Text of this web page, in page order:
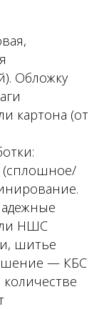
Обложку
картона (от
(сплошное/
НШС
шитье
— КБС